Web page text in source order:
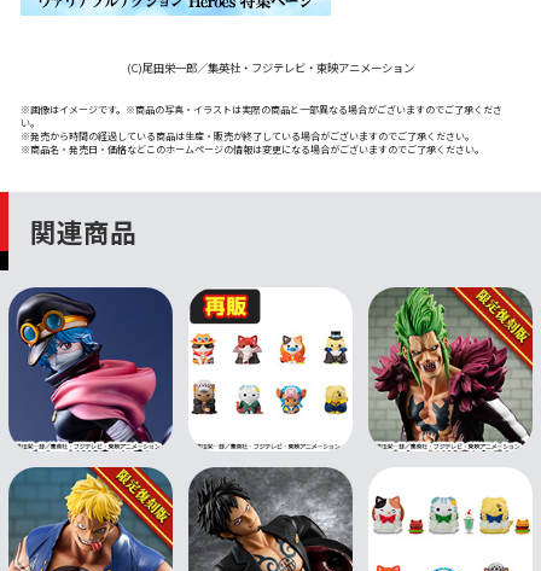
(C)尾田栄一郎／集英社・フジテレビ・東映アニメーション
※画像はイメージです。※商品の写真・イラストは実際の商品と一部異なる場合がございますのでご了承くださ
い。
※発売から時間の経過している商品は生産・販売が終了している場合がございますのでご了承ください。
※商品名・発売日・価格などこのホームページの情報は変更になる場合がございますのでご了承ください。
関連商品